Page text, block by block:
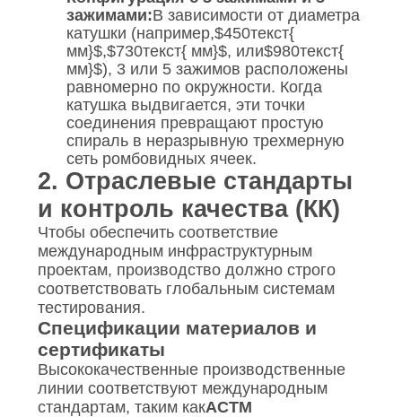
зажимами:В зависимости от диаметра
катушки (например,$450текст{
мм}$,$730текст{ мм}$, или$980текст{
мм}$), 3 или 5 зажимов расположены
равномерно по окружности. Когда
катушка выдвигается, эти точки
соединения превращают простую
спираль в неразрывную трехмерную
сеть ромбовидных ячеек.
2. Отраслевые стандарты
и контроль качества (КК)
Чтобы обеспечить соответствие
международным инфраструктурным
проектам, производство должно строго
соответствовать глобальным системам
тестирования.
Спецификации материалов и
сертификаты
Высококачественные производственные
линии соответствуют международным
стандартам, таким какАСТМ